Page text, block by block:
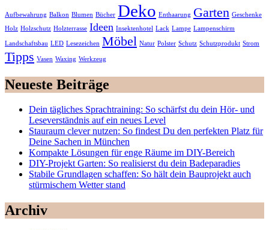
Aufbewahrung Balkon Blumen Bücher Deko Enthaarung Garten Geschenke
Holz Holzschutz Holzterrasse Ideen Insektenhotel Lack Lampe Lampenschirm
Landschaftsbau LED Lesezeichen Möbel Natur Polster Schutz Schutzprodukt Strom
Tipps Vasen Waxing Werkzeug
Neueste Beiträge
Dein tägliches Sprachtraining: So schärfst du dein Hör- und
Leseverständnis auf ein neues Level
Stauraum clever nutzen: So findest Du den perfekten Platz für
Deine Sachen in München
Kompakte Lösungen für enge Räume im DIY-Bereich
DIY-Projekt Garten: So realisierst du dein Badeparadies
Stabile Grundlagen schaffen: So hält dein Bauprojekt auch
stürmischem Wetter stand
Archiv